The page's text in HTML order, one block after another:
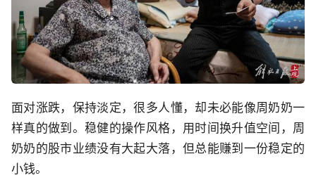
面对涨跌，保持淡定，很多人懂，却未必能像周奶奶一
样真的做到。稳健的操作风格，用时间换升值空间，周
奶奶的股市业绩没有大起大落，但总能赚到一份稳定的
小钱。